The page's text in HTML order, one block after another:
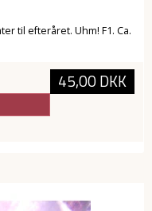
til efteråret. Uhm! F1. Ca.
45,00 DKK